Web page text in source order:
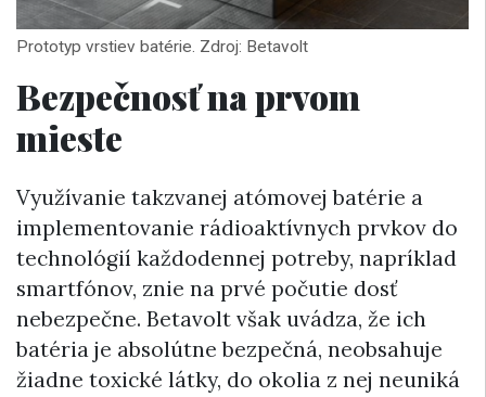
Prototyp vrstiev batérie. Zdroj: Betavolt
Bezpečnosť na prvom
mieste
Využívanie takzvanej atómovej batérie a
implementovanie rádioaktívnych prvkov do
technológií každodennej potreby, napríklad
smartfónov, znie na prvé počutie dosť
nebezpečne. Betavolt však uvádza, že ich
batéria je absolútne bezpečná, neobsahuje
žiadne toxické látky, do okolia z nej neuniká